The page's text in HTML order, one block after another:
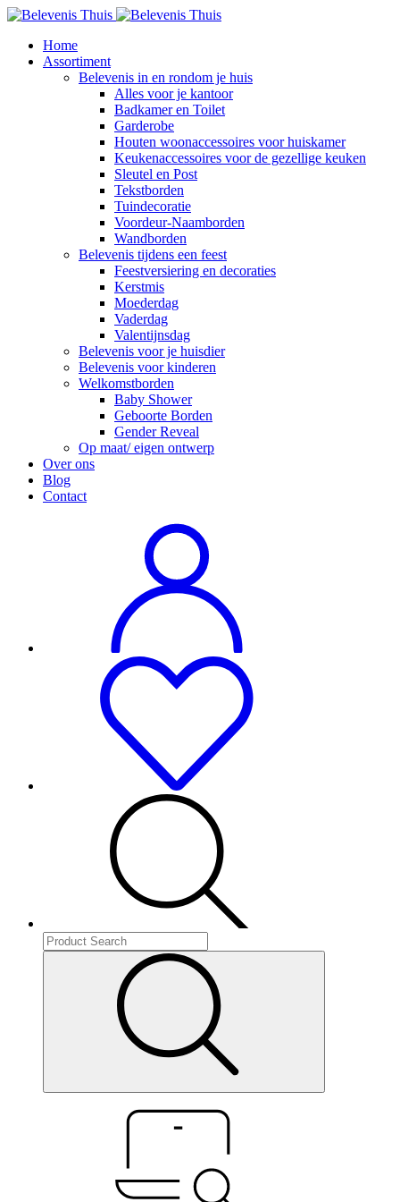
Home
Assortiment
Belevenis in en rondom je huis
Alles voor je kantoor
Badkamer en Toilet
Garderobe
Houten woonaccessoires voor huiskamer
Keukenaccessoires voor de gezellige keuken
Sleutel en Post
Tekstborden
Tuindecoratie
Voordeur-Naamborden
Wandborden
Belevenis tijdens een feest
Feestversiering en decoraties
Kerstmis
Moederdag
Vaderdag
Valentijnsdag
Belevenis voor je huisdier
Belevenis voor kinderen
Welkomstborden
Baby Shower
Geboorte Borden
Gender Reveal
Op maat/ eigen ontwerp
Over ons
Blog
Contact